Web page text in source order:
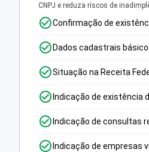
CNPJ e reduza riscos de
Confirmação de
Dados cadastrais
Situação na Receita
Indicação de existência
Indicação de consultas
Indicação de empresas